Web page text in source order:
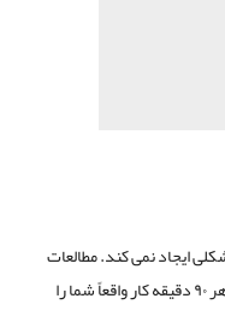
ایجاد نمی کند. مطالعات
نشان داده است که داشتن زنگ تفریحی در ازای هر ۹۰ دقیقه کار واقعاً شما را